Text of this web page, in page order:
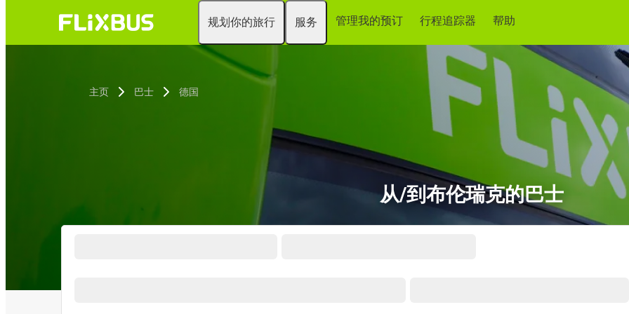
规划你的旅行 服务 管理我的预订 行程追踪器 帮助
主页 巴士 德国
从/到布伦瑞克的巴士